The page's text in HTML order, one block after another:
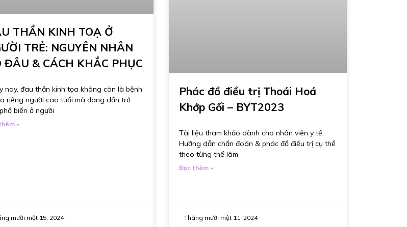
THẦN KINH TOẠ Ở
TRẺ: NGUYÊN NHÂN
ĐÂU & CÁCH KHẮC PHỤC
nay, đau thần kinh tọa không còn là bệnh
riêng người cao tuổi mà đang dần trở
biến ở người
»
mười một 15, 2024
Phác đồ điều trị Thoái Hoá
Khớp Gối – BYT2023
Tài liệu tham khảo dành cho nhân viên y tế:
Hướng dẫn chẩn đoán & phác đồ điều trị cụ thể
theo từng thể lâm
Đọc thêm »
Tháng mười một 11, 2024